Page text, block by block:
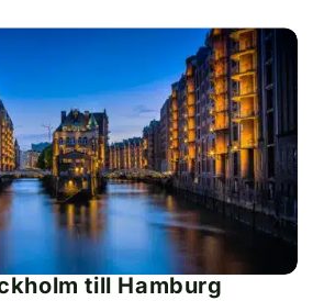
till Hamburg